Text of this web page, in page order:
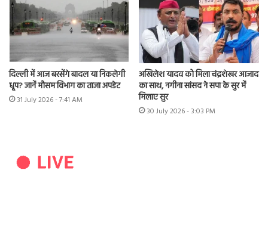
दिल्ली में आज बरसेंगे बादल या निकलेगी
धूप? जानें मौसम विभाग का ताजा अपडेट
31 July 2026 - 7:41 AM
अखिलेश यादव को मिला चंद्रशेखर आजाद
का साथ, नगीना सांसद ने सपा के सुर में
मिलाए सुर
30 July 2026 - 3:03 PM